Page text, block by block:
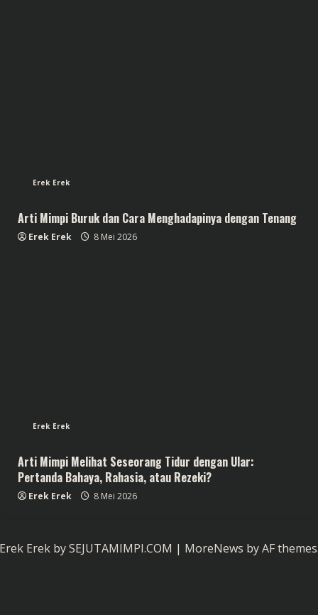
Erek Erek
Arti Mimpi Buruk dan Cara Menghadapinya dengan Tenang
Erek Erek 8 Mei 2026
Erek Erek
Arti Mimpi Melihat Seseorang Tidur dengan Ular:
Pertanda Bahaya, Rahasia, atau Rezeki?
Erek Erek 8 Mei 2026
Erek by SEJUTAMIMPI.COM | MoreNews by AF